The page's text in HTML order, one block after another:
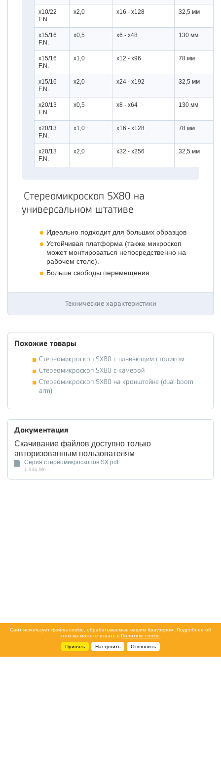
x10/22
F.N.
x2,0 x16 - x128 32,5 мм
x15/16
F.N.
x0,5 x6 - x48 130 мм
x15/16
F.N.
x1,0 x12 - x96 78 мм
x15/16
F.N.
x2,0 x24 - x192 32,5 мм
x20/13
F.N.
x0,5 x8 - x64 130 мм
x20/13
F.N.
x1,0 x16 - x128 78 мм
x20/13
F.N.
x2,0 x32 - x256 32,5 мм
Стереомикроскоп SX80 на
универсальном штативе
Идеально подходит для больших образцов
Устойчивая платформа (также микроскоп
может монтироваться непосредственно на
рабочем столе).
Больше свободы перемещения
Технические характеристики
Похожие товары
Стереомикроскоп SX80 с плавающим столиком
Стереомикроскоп SX80 с камерой
Стереомикроскоп SX80 на кронштейне (dual boom
arm)
Документация
Скачивание файлов доступно только
авторизованным пользователям
Серия стереомикроскопов SX.pdf
1.936 Мб
Сайт использует файлы cookie, обрабатываемые вашим браузером. Подробнее об
этом вы можете узнать в Политике cookie
Принять
Настроить Отклонить